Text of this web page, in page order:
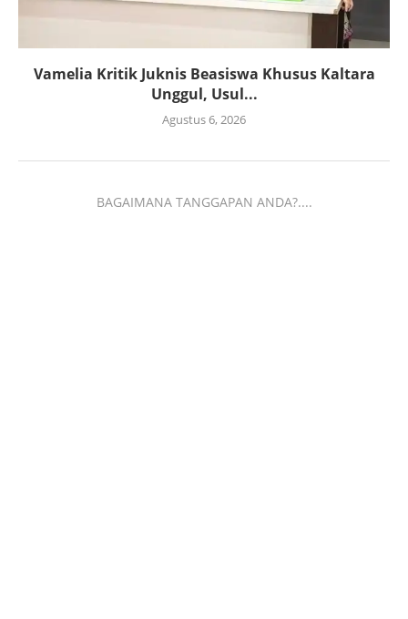
Vamelia Kritik Juknis Beasiswa Khusus Kaltara
Unggul, Usul...
Agustus 6, 2026
BAGAIMANA TANGGAPAN ANDA?....